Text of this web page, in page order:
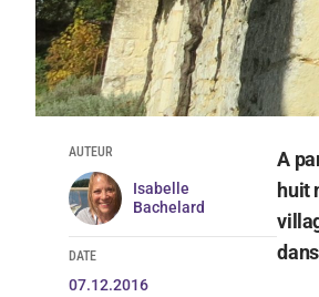
AUTEUR
Isabelle
Bachelard
DATE
07.12.2016
A
huit